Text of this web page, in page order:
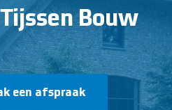
Bouw
een afspraak